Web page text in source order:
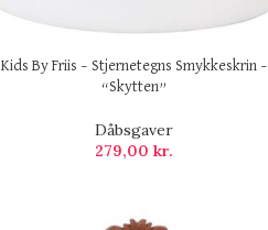
Kids By Friis – Stjernetegns Smykkeskrin –
“Skytten”
Dåbsgaver
279,00kr.